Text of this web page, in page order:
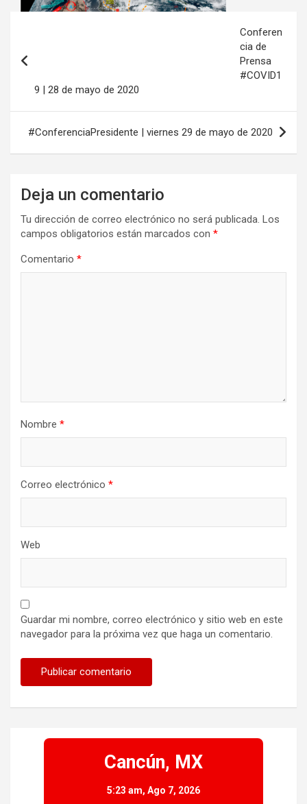
entradas
Conferen
cia de
Prensa
#COVID1
9 | 28 de mayo de 2020
#ConferenciaPresidente | viernes 29 de mayo de 2020
Deja un comentario
Tu dirección de correo electrónico no será publicada. Los
campos obligatorios están marcados con *
Comentario *
Nombre *
Correo electrónico *
Web
Guardar mi nombre, correo electrónico y sitio web en este
navegador para la próxima vez que haga un comentario.
Cancún, MX
5:23 am, Ago 7, 2026